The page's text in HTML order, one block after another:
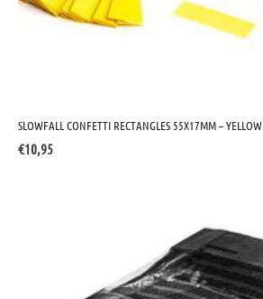
SLOWFALL CONFETTI RECTANGLES 55X17MM – YELLOW
€10,95